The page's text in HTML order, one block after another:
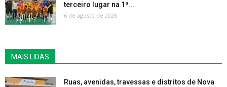
terceiro lugar na 1ª...
6 de agosto de 2026
MAIS LIDAS
Ruas, avenidas, travessas e distritos de Nova